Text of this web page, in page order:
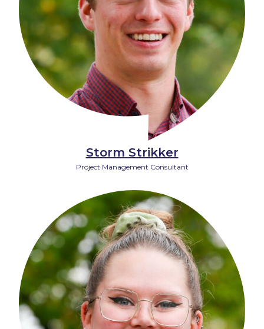
Storm Strikker
Project Management Consultant